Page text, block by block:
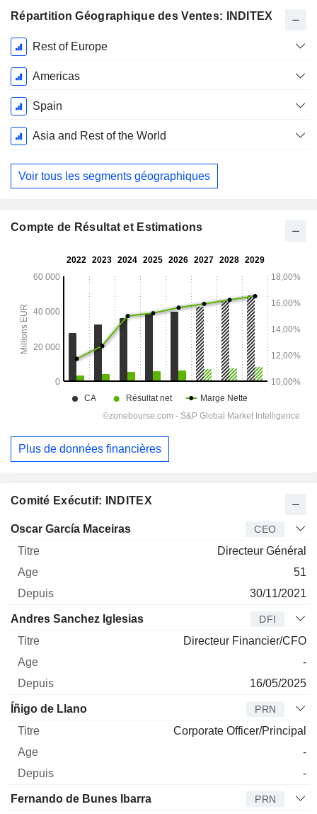
Répartition Géographique des Ventes: INDITEX
Période
Fiscale:
Janvier
Rest of Europe
Americas
Spain
Asia and Rest of the World
Voir tous les segments géographiques
Comité Exécutif: INDITEX
Dirigeant Titre Age Depuis
Oscar García Maceiras CEO
Directeur Général
51
30/11/2021
Andres Sanchez Iglesias DFI
Directeur Financier/CFO
-
16/05/2025
Íñigo de Llano PRN
Corporate Officer/Principal
-
-
Fernando de Bunes Ibarra PRN
Compte de Résultat et Estimations
Plus de données financières